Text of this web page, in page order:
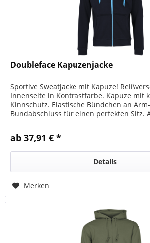
Doubleface Kapuzenjacke
Sportive Sweatjacke mit Kapuze!
Innenseite in Kontrastfarbe. Kapuze mit
Kinnschutz. Elastische Bündchen an
Bundabschluss für einen perfekten Sitz.
ab 37,91 € *
Details
Merken